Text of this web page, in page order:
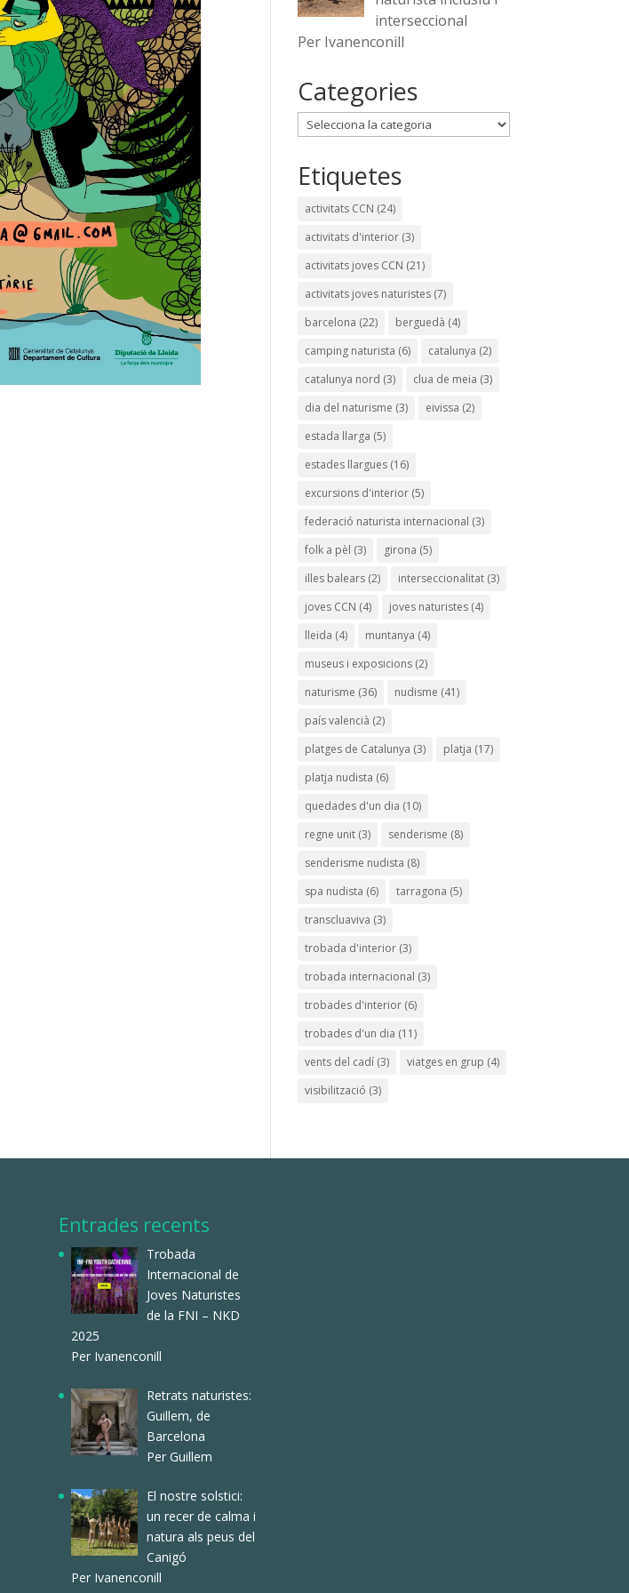
interseccional
Per Ivanenconill
Categories
Categories
Etiquetes
activitats CCN (24)
activitats d'interior(3)
activitats joves CCN (21)
activitats joves naturistes(7)
barcelona (22) berguedà (4)
camping naturista (6) catalunya (2)
catalunya nord (3) clua de meia (3)
dia del naturisme (3) eivissa (2)
estada llarga (5)
estades llargues(16)
excursions d'interior(5)
federació naturista internacional (3)
folk a pèl (3) girona (5)
illes balears(2) interseccionalitat(3)
joves CCN (4) joves naturistes(4)
lleida (4) muntanya (4)
museus i exposicions(2)
naturisme (36) nudisme (41)
país valencià (2)
platges de Catalunya (3) platja (17)
platja nudista (6)
quedades d'un dia (10)
regne unit(3) senderisme (8)
senderisme nudista (8)
spa nudista (6) tarragona (5)
transcluaviva (3)
trobada d'interior(3)
trobada internacional (3)
trobades d'interior(6)
trobades d'un dia (11)
vents del cadí(3) viatges en grup (4)
visibilització (3)
Entrades recents
Trobada
Internacional de
Joves Naturistes
de la FNI – NKD
2025
Per Ivanenconill
Retrats naturistes:
Guillem, de
Barcelona
Per Guillem
El nostre solstici:
un recer de calma i
natura als peus del
Canigó
Per Ivanenconill